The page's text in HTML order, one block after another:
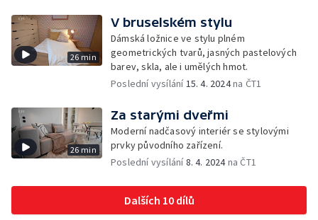
26 min
V bruselském stylu
Dámská ložnice ve stylu plném
geometrických tvarů, jasných pastelových
barev, skla, ale i umělých hmot.
Poslední vysílání15. 4. 2024na ČT1
26 min
Za starými dveřmi
Moderní nadčasový interiér se stylovými
prvky původního zařízení.
Poslední vysílání8. 4. 2024na ČT1
Dalších 10 dílů